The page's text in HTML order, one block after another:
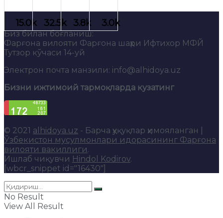
Биз билан боғланиш:
Фарғона вилояти Фарғона шаҳри Ифтихор МФЙ
Тутзор кўчаси 14-уй
Электрон почта манзили: info@alhidoya.uz
Бизни ижтимоий тармоқларда кузатинг
© 2021 alhidoya.uz - Барча ҳуқуқлар ҳимояланган |
Ўзбекистон мусулмонлари идорасининг Фарғона
вилояти вакиллиги.
Ишлаб чиқувчи Hindol Kodirov.
[wbcr_snippet id="16430"]
No Result
View All Result